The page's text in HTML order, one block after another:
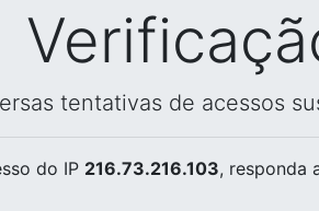
tentativas de acessos
do IP 216.73.216.103, responda